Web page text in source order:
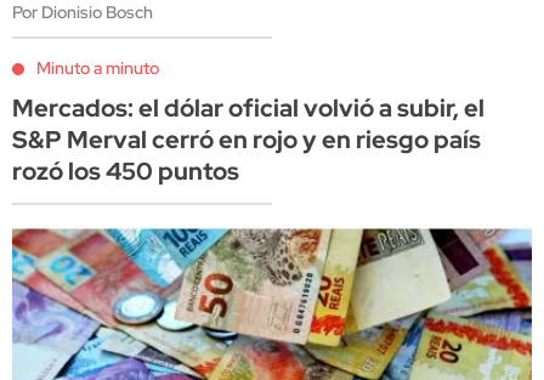
Por Dionisio Bosch
Minuto a minuto
Mercados: el dólar oficial volvió a subir, el
S&P Merval cerró en rojo y en riesgo país
rozó los 450 puntos